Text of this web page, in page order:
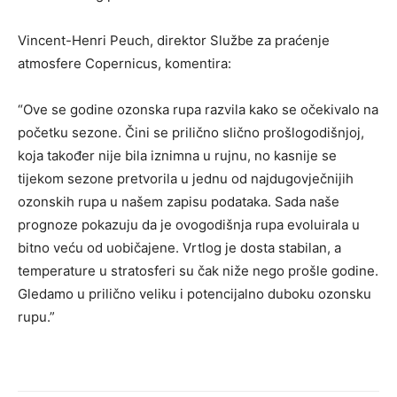
Vincent-Henri Peuch, direktor Službe za praćenje
atmosfere Copernicus, komentira:
“Ove se godine ozonska rupa razvila kako se očekivalo na
početku sezone. Čini se prilično slično prošlogodišnjoj,
koja također nije bila iznimna u rujnu, no kasnije se
tijekom sezone pretvorila u jednu od najdugovječnijih
ozonskih rupa u našem zapisu podataka. Sada naše
prognoze pokazuju da je ovogodišnja rupa evoluirala u
bitno veću od uobičajene. Vrtlog je dosta stabilan, a
temperature u stratosferi su čak niže nego prošle godine.
Gledamo u prilično veliku i potencijalno duboku ozonsku
rupu.”